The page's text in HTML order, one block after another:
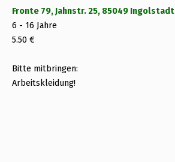
Fronte 79, Jahnstr. 25, 85049 Ingolstadt
6 - 16 Jahre
5.50 €
Bitte mitbringen:
Arbeitskleidung!